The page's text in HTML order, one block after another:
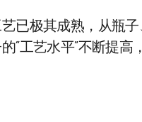
已极其成熟，从瓶
“工艺水平”不断提